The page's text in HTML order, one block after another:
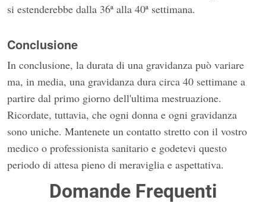
si estenderebbe dalla 36ª alla 40ª settimana.
Conclusione
In conclusione, la durata di una gravidanza può variare
ma, in media, una gravidanza dura circa 40 settimane a
partire dal primo giorno dell'ultima mestruazione.
Ricordate, tuttavia, che ogni donna e ogni gravidanza
sono uniche. Mantenete un contatto stretto con il vostro
medico o professionista sanitario e godetevi questo
periodo di attesa pieno di meraviglia e aspettativa.
Domande Frequenti